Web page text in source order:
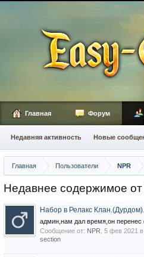
Главная Пользователи NPR
Недавнее содержимое от
Набор в Релакс Клан.(Дурдом).
админ,нам дал время,он перенес
Сообщение от: NPR 5 фев 2021
section
Главная Форум
Недавняя активность Новые